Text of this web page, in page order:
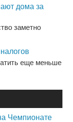
дома за
заметно
еще меньше
Чемпионате